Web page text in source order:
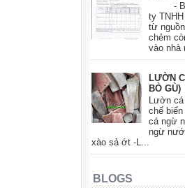
- Bao
ty
từ
chẻm
vào nhà
LƯỜN
BÒ GÙ)
Lườn
chế
cá ngừ
ngừ
xào sả ớt -L...
BLOGS